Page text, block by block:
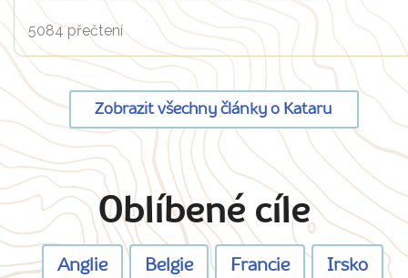
5084 přečtení
Zobrazit všechny články o Kataru
Oblíbené cíle
Anglie Belgie Francie Irsko